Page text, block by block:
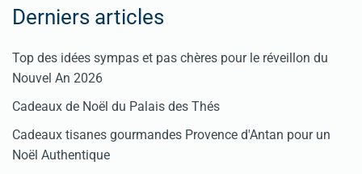
Derniers articles
Top des idées sympas et pas chères pour le réveillon du
Nouvel An 2026
Cadeaux de Noël du Palais des Thés
Cadeaux tisanes gourmandes Provence d'Antan pour un
Noël Authentique